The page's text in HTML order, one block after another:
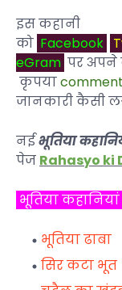
इस कहानी
को Facebook
eGram पर अपने
कृपया
जानकारी कैसी
नईभूतिया
पेज Rahasyo ki
भूतिया कहानियां
भूतिया ढाबा
सिर कटा भूत